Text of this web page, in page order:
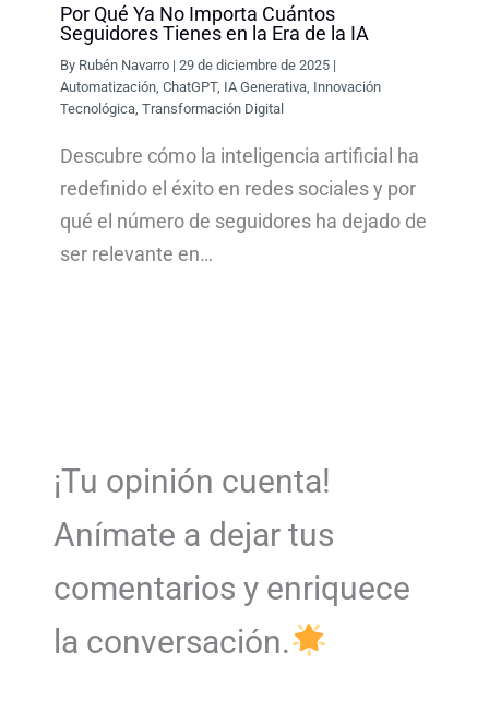
Por Qué Ya No Importa Cuántos
Seguidores Tienes en la Era de la IA
By Rubén Navarro |29 de diciembre de 2025 |
Automatización ,ChatGPT, IA Generativa Innovación
Tecnológica ,Transformación Digital
Descubre cómo la inteligencia artificial ha
redefinido el éxito en redes sociales y por
qué el número de seguidores ha dejado de
ser relevante en…
¡Tu opinión cuenta!
Anímate a dejar tus
comentarios y enriquece
la conversación.